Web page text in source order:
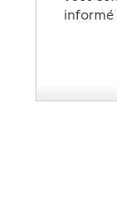
informé